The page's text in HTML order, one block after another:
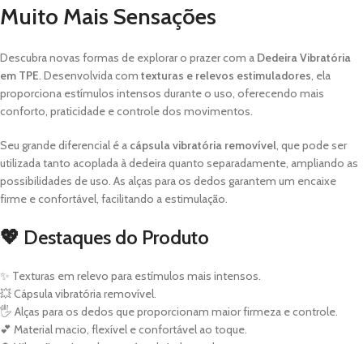
Muito Mais Sensações
Descubra novas formas de explorar o prazer com a Dedeira Vibratória
em TPE. Desenvolvida com texturas e relevos estimuladores, ela
proporciona estímulos intensos durante o uso, oferecendo mais
conforto, praticidade e controle dos movimentos.
Seu grande diferencial é a cápsula vibratória removível, que pode ser
utilizada tanto acoplada à dedeira quanto separadamente, ampliando as
possibilidades de uso. As alças para os dedos garantem um encaixe
firme e confortável, facilitando a estimulação.
💖 Destaques do Produto
✨ Texturas em relevo para estímulos mais intensos.
💥 Cápsula vibratória removível.
🖐️ Alças para os dedos que proporcionam maior firmeza e controle.
💕 Material macio, flexível e confortável ao toque.